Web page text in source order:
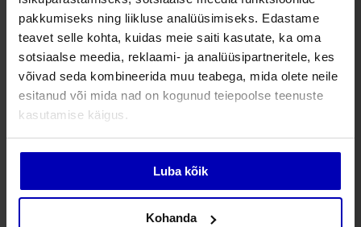
pakkumiseks ning liikluse analüüsimiseks. Edastame
teavet selle kohta, kuidas meie saiti kasutate, ka oma
sotsiaalse meedia, reklaami- ja analüüsipartneritele, kes
võivad seda kombineerida muu teabega, mida olete neile
esitanud või mida nad on kogunud teiepoolse teenuste
kasutamise käigus.
Luba kõik
Kohanda
Green Destinations Top 100
edulugude hulka